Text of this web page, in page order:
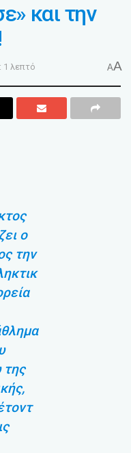
και την
1 λεπτό AA
ο
την
της